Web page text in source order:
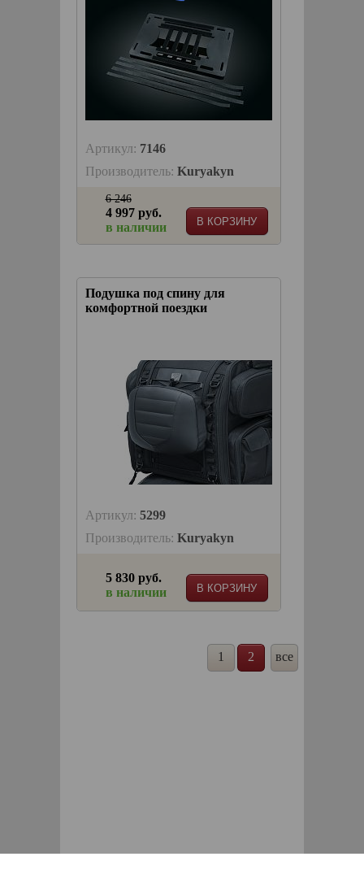
Артикул: 7146
Производитель: Kuryakyn
В КОРЗИНУ
6 246
4 997 руб.
в наличии
Подушка под спину для
комфортной поездки
Артикул: 5299
Производитель: Kuryakyn
В КОРЗИНУ
5 830 руб.
в наличии
1 2 все